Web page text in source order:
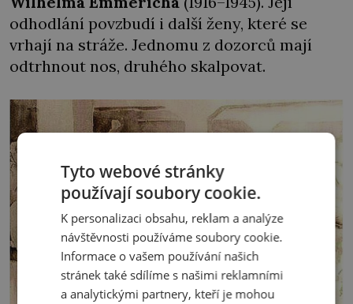
odhodlání povzbudí i další ženy, které se
vrhají na stráže. Jednomu z dozorců mají
odtrhnout nos, druhého skalpovat.
Tyto webové stránky
používají soubory cookie.
K personalizaci obsahu, reklam a analýze
návštěvnosti používáme soubory cookie.
Informace o vašem používání našich
stránek také sdílíme s našimi reklamními
a analytickými partnery, kteří je mohou